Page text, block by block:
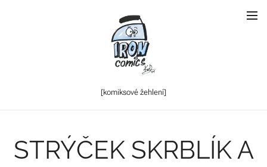
[komiksové žehlení]
STRÝČEK SKRBLÍK A